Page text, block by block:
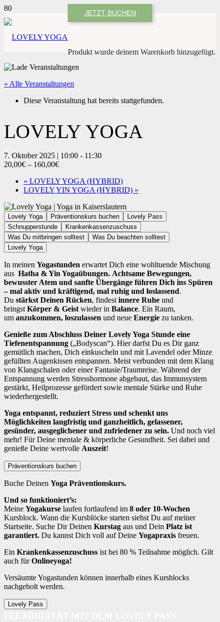
JETZT BUCHEN
Produkt wurde deinem Warenkorb hinzugefügt.
« Alle Veranstaltungen
Diese Veranstaltung hat bereits stattgefunden.
LOVELY YOGA
7. Oktober 2025 | 10:00 - 11:30
20,00€ – 160,00€
« LOVELY YOGA (HYBRID)
LOVELY YIN YOGA (HYBRID) »
Lovely Yoga Präventionskurs buchen
Lovely Pass
Schnupperstunde
Krankenkassenzuschuss
Was Du mitbringen solltest
Was Du beachten solltest
Lovely Yoga
In meinen Yogastunden erwartet Dich eine wohltuende Mischung
aus Hatha & Yin Yogaübungen. Achtsame Bewegungen,
bewusster Atem und sanfte Übergänge führen Dich ins Spüren
– mal aktiv und kräftigend, mal ruhig und loslassend.
Du stärkst Deinen Rücken, findest innere Ruhe und
bringst Körper & Geist wieder in Balance. Ein Raum,
um anzukommen, loszulassen und neue Energie zu tanken.
Genieße zum Abschluss Deiner Lovely Yoga Stunde eine
Tiefenentspannung („Bodyscan“). Hier darfst Du es Dir ganz
gemütlich machen, Dich einkuscheln und mit Lavendel oder Minze
gefüllten Augenkissen entspannen. Meist verbunden mit dem Klang
von Klangschalen oder einer Fantasie/Traumreise. Während der
Entspannung werden Stresshormone abgebaut, das Immunsystem
gestärkt, Heilprozesse gefördert sowie mentale Stärke und Ruhe
wiederhergestellt.
Yoga entspannt, reduziert Stress und schenkt uns
Möglichkeiten langfristig und ganzheitlich, gelassener,
gesünder, ausgeglichener und zufriedener zu sein. Und noch viel
mehr! Für Deine mentale & körperliche Gesundheit. Sei dabei und
genieße Deine wertvolle Auszeit!
Präventionskurs buchen
Buche Deinen Yoga Präventionskurs.
Und so funktioniert’s:
Meine Yogakurse laufen fortlaufend im 8 oder 10-Wochen
Kursblock. Wann die Kursblöcke starten siehst Du auf meiner
Startseite. Suche Dir Deinen Kurstag aus und Dein Platz ist
garantiert. Du kannst Dich voll auf Deine Yogapraxis freuen.
Ein Krankenkassenzuschuss ist bei 80 % Teilnahme möglich. Gilt
auch fürOnlineyoga!
Versäumte Yogastunden können innerhalb eines Kursblocks
nachgeholt werden.
Lovely Pass